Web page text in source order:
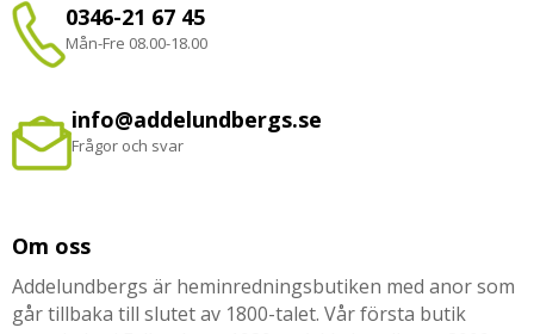
0346-21 67 45
Mån-Fre 08.00-18.00
info@addelundbergs.se
Frågor och svar
Om oss
Addelundbergs är heminredningsbutiken med anor som
går tillbaka till slutet av 1800-talet. Vår första butik